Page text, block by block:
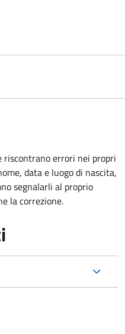
errori nei propri
data e luogo di nascita,
segnalarli al proprio
la correzione.